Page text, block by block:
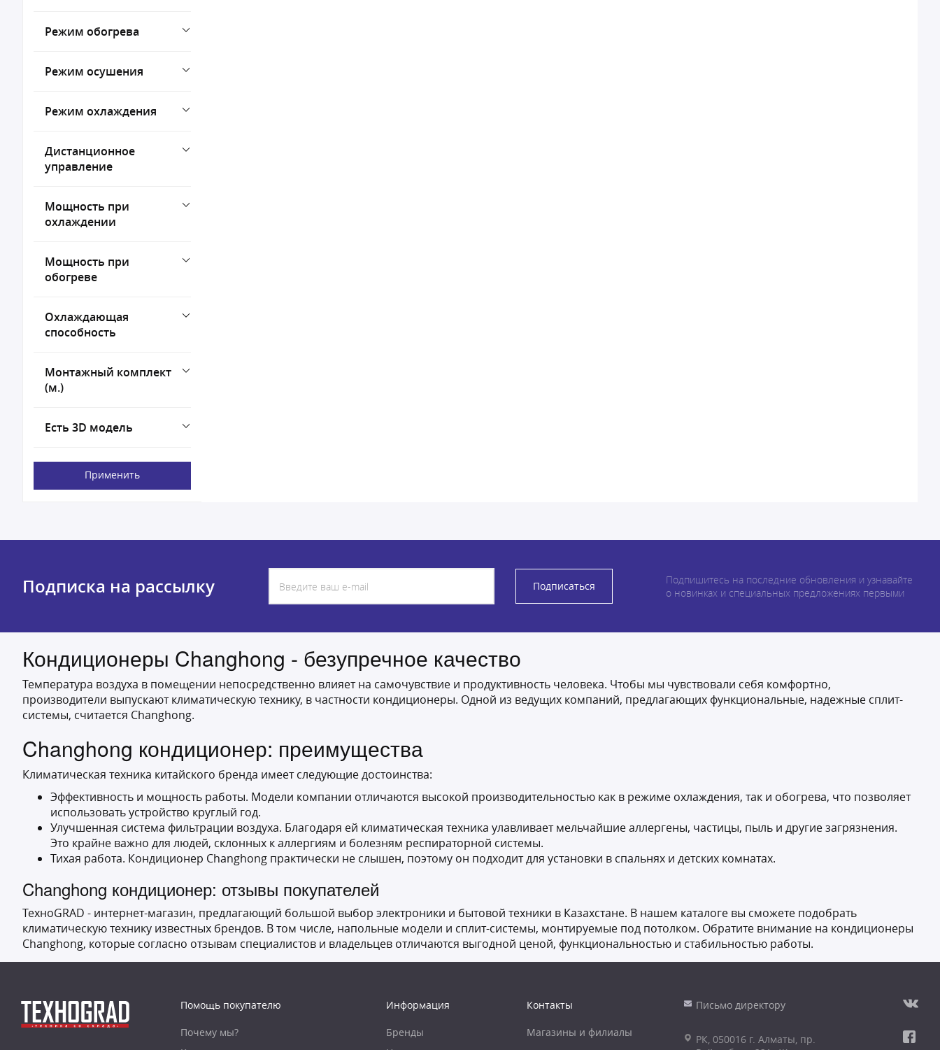
Режим обогрева
Режим осушения
Режим охлаждения
Дистанционное
управление
Мощность при
охлаждении
Мощность при
обогреве
Охлаждающая
способность
Монтажный комплект
(м.)
Есть 3D модель
Применить
Подписка на рассылку Подписаться
Подпишитесь на последние обновления и узнавайте
о новинках и специальных предложениях первыми
Кондиционеры Changhong - безупречное качество
Температура воздуха в помещении непосредственно влияет на самочувствие и продуктивность человека. Чтобы мы чувствовали себя комфортно,
производители выпускают климатическую технику, в частности кондиционеры. Одной из ведущих компаний, предлагающих функциональные, надежные сплит-
системы, считается Changhong.
Changhong кондиционер: преимущества
Климатическая техника китайского бренда имеет следующие достоинства:
Эффективность и мощность работы. Модели компании отличаются высокой производительностью как в режиме охлаждения, так и обогрева, что позволяет
использовать устройство круглый год.
Улучшенная система фильтрации воздуха. Благодаря ей климатическая техника улавливает мельчайшие аллергены, частицы, пыль и другие загрязнения.
Это крайне важно для людей, склонных к аллергиям и болезням респираторной системы.
Тихая работа. Кондиционер Changhong практически не слышен, поэтому он подходит для установки в спальнях и детских комнатах.
Changhong кондиционер: отзывы покупателей
ТехноGRAD - интернет-магазин, предлагающий большой выбор электроники и бытовой техники в Казахстане. В нашем каталоге вы сможете подобрать
климатическую технику известных брендов. В том числе, напольные модели и сплит-системы, монтируемые под потолком. Обратите внимание на кондиционеры
Changhong, которые согласно отзывам специалистов и владельцев отличаются выгодной ценой, функциональностью и стабильностью работы.
Помощь покупателю
Почему мы?
Информация
Бренды
Контакты
Магазины и филиалы
Письмо директору
РК, 050016 г. Алматы, пр.